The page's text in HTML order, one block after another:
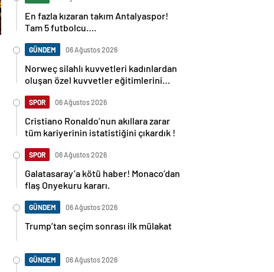
En fazla kızaran takım Antalyaspor!
Tam 5 futbolcu….
GÜNDEM 06 Ağustos 2026
Norweç silahlı kuvvetleri kadınlardan
oluşan özel kuvvetler eğitimlerini
SPOR 06 Ağustos 2026
Cristiano Ronaldo’nun akıllara zarar
tüm kariyerinin istatistiğini çıkardık !
SPOR 06 Ağustos 2026
Galatasaray’a kötü haber! Monaco’dan
flaş Onyekuru kararı.
GÜNDEM 06 Ağustos 2026
Trump’tan seçim sonrası ilk mülakat
GÜNDEM 06 Ağustos 2026